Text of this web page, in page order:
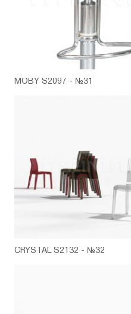
MOBY S2097 - №31
CRYSTAL S2132 - №32